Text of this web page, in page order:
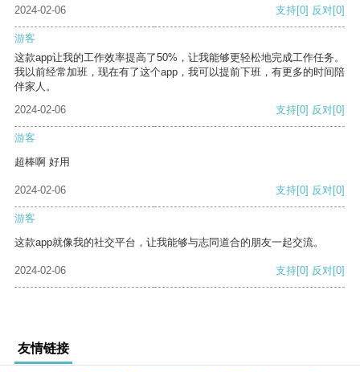
2024-02-06 支持[0] 反对[0]
游客
这款app让我的工作效率提高了50%，让我能够更轻松地完成工作任务。
我以前经常加班，现在有了这个app，我可以提前下班，有更多的时间陪
伴家人。
2024-02-06
支持[0] 反对[0]
游客
超棒啊 好用
2024-02-06 支持[0] 反对[0]
游客
这款app就像我的社交平台，让我能够与志同道合的朋友一起交流。
2024-02-06 支持[0] 反对[0]
友情链接